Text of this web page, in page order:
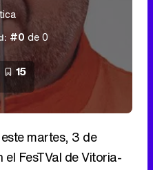
#0 de 0
15
martes, 3 de
el FesTVal de Vitoria-